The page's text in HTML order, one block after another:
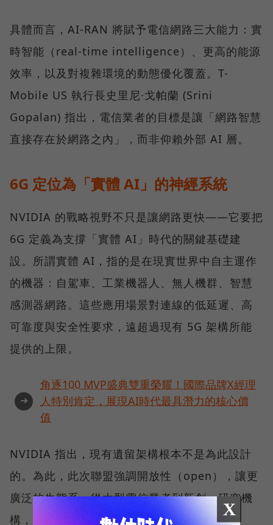
具體而言，AI-RAN 將賦予電信網路三大能力：實
時智能（real-time intelligence）、更高的能源
效率，以及對複雜環境的動態優化覆蓋。T-
Mobile US 執行長史里尼·戈帕蘭 (Srini
Gopalan) 指出，電信業者的目標是讓「網路智慧
直接存在於網路之內」，而非仰賴外部 AI 層。
6G 定位為「實體 AI」的神經系統
NVIDIA 的戰略視野不只是讓網路更快——它要把
6G 定義為支撐「實體 AI」時代的關鍵基礎建
設。所謂實體 AI，指的是在現實世界中自主運作
的機器：自駕車、工業機器人、無人機群、智慧
感測器網路。這些應用場景對連線的低延遲、高
可靠度與安全性要求，遠超過現有 5G 架構所能
提供的上限。
➜
角逐100 MVP盛典雙重榮耀！國際品牌X經理
人特別肯定，展現AI時代最具潛力的核心價
值
NVIDIA 指出，現有遺留架構根本不是為此設計
的。為此，此次聯盟強調開放性（open），讓更
廣泛的生態系，從大型電信業者到新創、研究機
構，都能在共同平台上貢獻與取用技術。
X